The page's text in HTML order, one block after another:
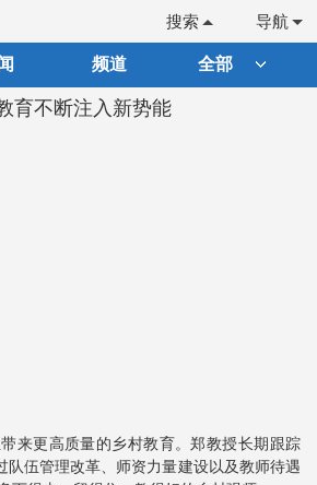
导航
搜索
频道 全部
育不断注入新势能
来更高质量的乡村教育。郑教授长期跟踪
队伍管理改革、师资力量建设以及教师待遇